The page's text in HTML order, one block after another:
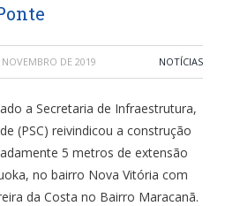
NOVEMBRO DE 2019 NOTÍCIAS
a Secretaria de Infraestrutura,
(PSC) reivindicou a construção
5 metros de extensão
no bairro Nova Vitória com
da Costa no Bairro Maracanã.